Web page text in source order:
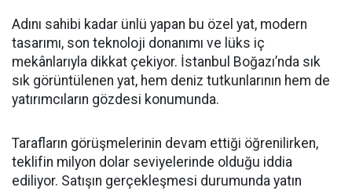
Adını sahibi kadar ünlü yapan bu özel yat, modern
tasarımı, son teknoloji donanımı ve lüks iç
mekânlarıyla dikkat çekiyor. İstanbul Boğazı’nda sık
sık görüntülenen yat, hem deniz tutkunlarının hem de
yatırımcıların gözdesi konumunda.
Tarafların görüşmelerinin devam ettiği öğrenilirken,
teklifin milyon dolar seviyelerinde olduğu iddia
ediliyor. Satışın gerçekleşmesi durumunda yatın